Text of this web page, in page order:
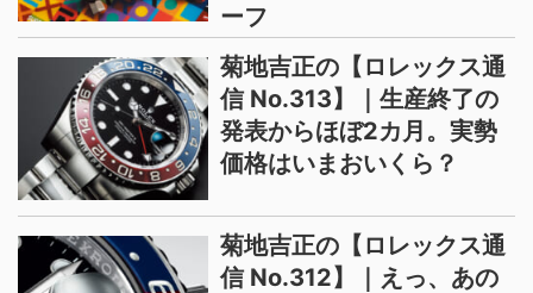
ーフ
菊地吉正の【ロレックス通
信 No.313】｜生産終了の
発表からほぼ2カ月。実勢
価格はいまおいくら？
菊地吉正の【ロレックス通
信 No.312】｜えっ、あの